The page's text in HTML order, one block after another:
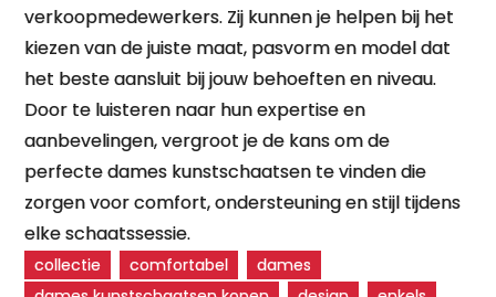
verkoopmedewerkers. Zij kunnen je helpen bij het
kiezen van de juiste maat, pasvorm en model dat
het beste aansluit bij jouw behoeften en niveau.
Door te luisteren naar hun expertise en
aanbevelingen, vergroot je de kans om de
perfecte dames kunstschaatsen te vinden die
zorgen voor comfort, ondersteuning en stijl tijdens
elke schaatssessie.
collectie comfortabel
dames